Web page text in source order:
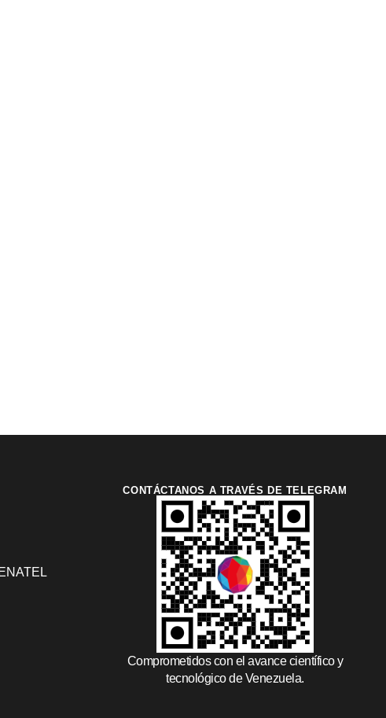
CONTÁCTANOS A TRAVÉS DE TELEGRAM
Comprometidos con el avance científico y
tecnológico de Venezuela.